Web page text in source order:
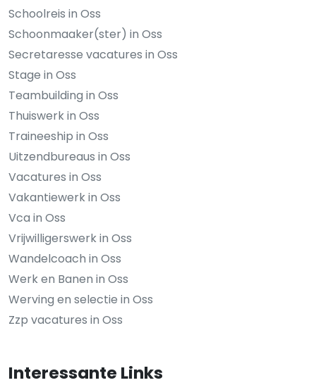
Schoolreis in Oss
Schoonmaaker(ster) in Oss
Secretaresse vacatures in Oss
Stage in Oss
Teambuilding in Oss
Thuiswerk in Oss
Traineeship in Oss
Uitzendbureaus in Oss
Vacatures in Oss
Vakantiewerk in Oss
Vca in Oss
Vrijwilligerswerk in Oss
Wandelcoach in Oss
Werk en Banen in Oss
Werving en selectie in Oss
Zzp vacatures in Oss
Interessante Links